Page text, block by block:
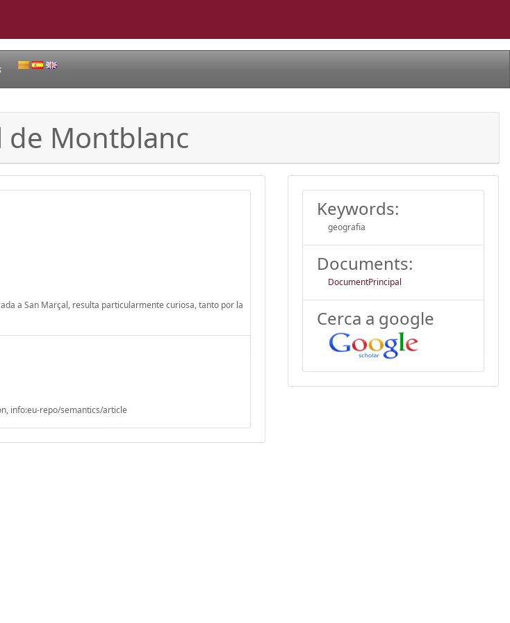
de Montblanc
a San Marçal, resulta particularmente curiosa, tanto por la
info:eu-repo/semantics/article
Keywords:
geografia
Documents:
DocumentPrincipal
Cerca a google